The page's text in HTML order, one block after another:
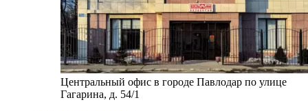
Центральный офис в городе Павлодар по улице
Гагарина, д. 54/1